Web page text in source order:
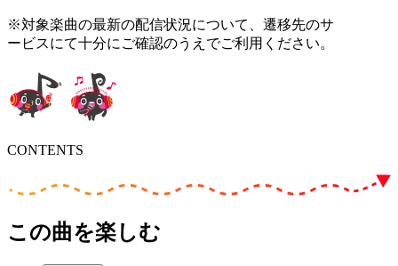
※対象楽曲の最新の配信状況について、遷移先のサ
ービスにて十分にご確認のうえでご利用ください。
CONTENTS
この曲を楽しむ